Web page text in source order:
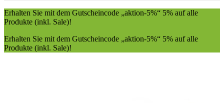
Erhalten Sie mit dem Gutscheincode „aktion-5%“ 5% auf alle
Produkte (inkl. Sale)!
Erhalten Sie mit dem Gutscheincode „aktion-5%“ 5% auf alle
Produkte (inkl. Sale)!